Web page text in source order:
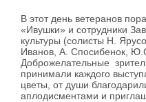
В этот день ветеранов
«Ивушки» и сотрудники
культуры (солисты Н.
Иванов, А. Спосибенок,
Доброжелательные
принимали каждого
цветы, от души
аплодисментами и